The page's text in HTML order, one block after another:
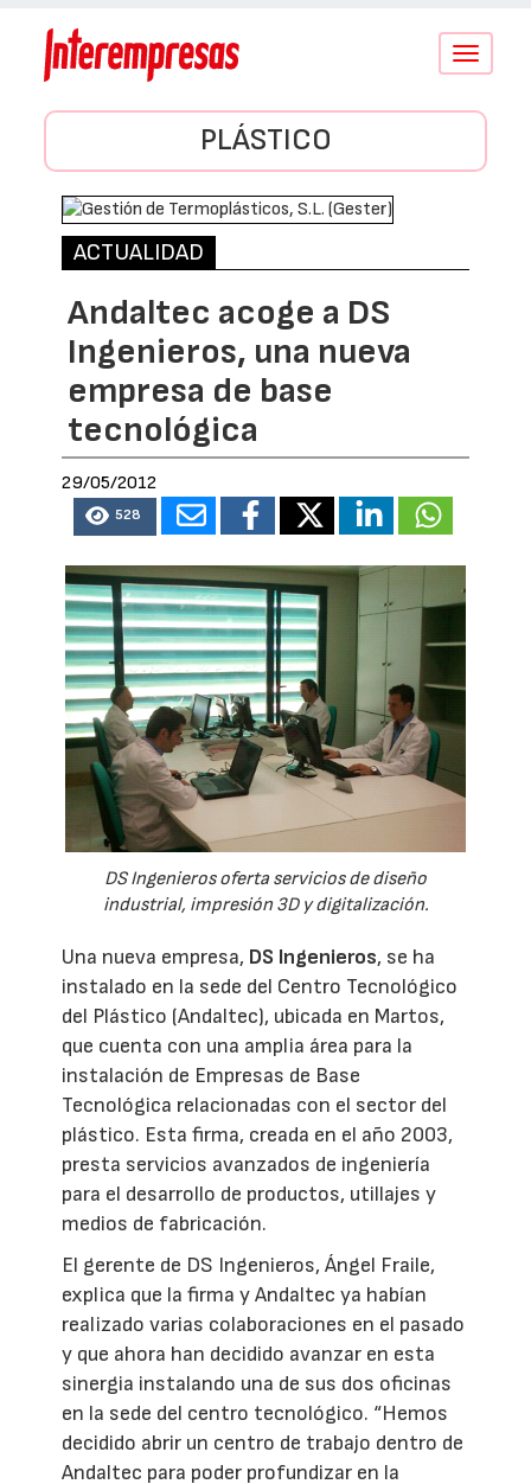
Conmutar
PLÁSTICO
ACTUALIDAD
Andaltec acoge a DS
Ingenieros, una nueva
empresa de base
tecnológica
29/05/2012
528
DS Ingenieros oferta servicios de diseño
industrial, impresión 3D y digitalización.
Una nueva empresa, DS Ingenieros, se ha
instalado en la sede del Centro Tecnológico
del Plástico (Andaltec), ubicada en Martos,
que cuenta con una amplia área para la
instalación de Empresas de Base
Tecnológica relacionadas con el sector del
plástico. Esta firma, creada en el año 2003,
presta servicios avanzados de ingeniería
para el desarrollo de productos, utillajes y
medios de fabricación.
El gerente de DS Ingenieros, Ángel Fraile,
explica que la firma y Andaltec ya habían
realizado varias colaboraciones en el pasado
y que ahora han decidido avanzar en esta
sinergia instalando una de sus dos oficinas
en la sede del centro tecnológico. “Hemos
decidido abrir un centro de trabajo dentro de
Andaltec para poder profundizar en la